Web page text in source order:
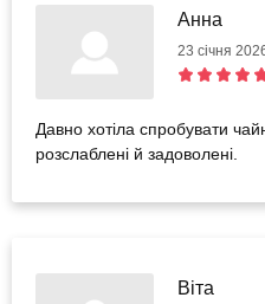
Анна
23 січня
Давно хотіла спробувати
розслаблені й задоволені.
Віта